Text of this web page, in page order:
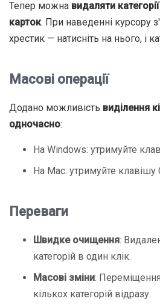
Тепер можна видаляти
карток. При наведенні курсору
хрестик — натисніть на нього, і
Масові операції
Додано можливість виділення
одночасно:
На Windows: утримуйте
На Mac: утримуйте клавішу
Переваги
Швидке очищення:
категорій в один клік.
Масові зміни:
кількох категорій відразу.